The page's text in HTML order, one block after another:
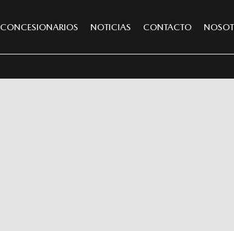
CONCESIONARIOS NOTICIAS CONTACTO